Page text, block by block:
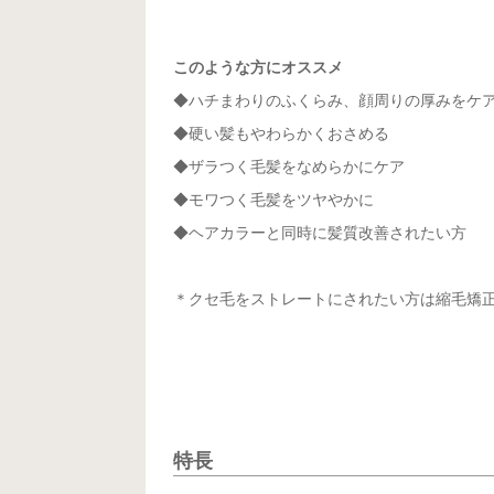
このような方にオススメ
◆ハチまわりのふくらみ、顔周りの厚みをケ
◆硬い髪もやわらかくおさめる
◆ザラつく毛髪をなめらかにケア
◆モワつく毛髪をツヤやかに
◆ヘアカラーと同時に髪質改善されたい方
＊クセ毛をストレートにされたい方は縮毛矯
特長